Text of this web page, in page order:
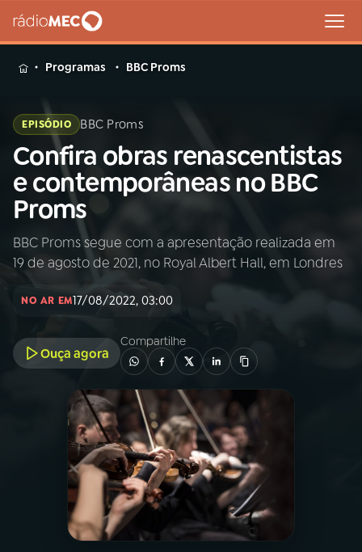
MENU
Buscar
na
Rádio
MEC
Buscar
Início AO VIVO
INÍCIO
A RÁDIO
PROGRAMAÇÃO
PROGRAMAS
PODCASTS
Programas BBC Proms
EPISÓDIO BBC Proms
Confira obras renascentistas
e contemporâneas no BBC
Proms
BBC Proms segue com a apresentação realizada em
19 de agosto de 2021, no Royal Albert Hall, em Londres
NO AR EM17/08/2022, 03:00
Ouça agora
Compartilhe